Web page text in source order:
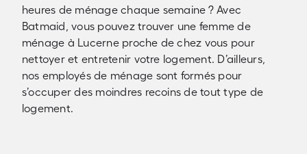
heures de ménage chaque semaine ? Avec
Batmaid, vous pouvez trouver une femme de
ménage à Lucerne proche de chez vous pour
nettoyer et entretenir votre logement. D’ailleurs,
nos employés de ménage sont formés pour
s’occuper des moindres recoins de tout type de
logement.